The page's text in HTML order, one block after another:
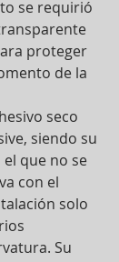
se requirió
proteger
de la
seco
siendo su
que no se
con el
solo
Su